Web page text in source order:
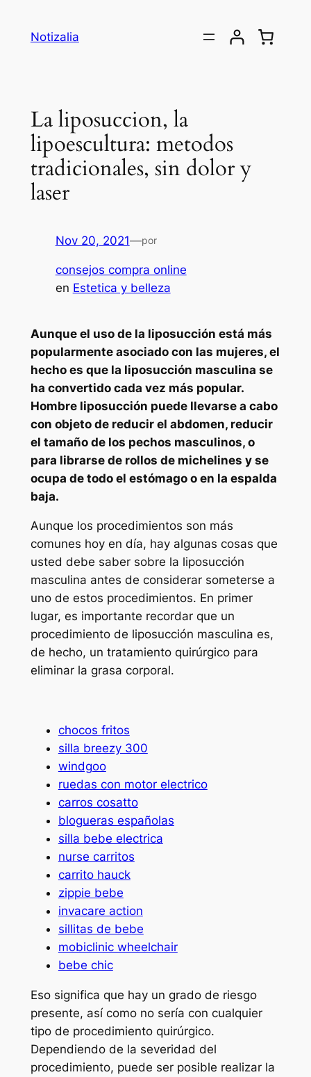
Notizalia
La liposuccion, la
lipoescultura: metodos
tradicionales, sin dolor y
laser
Nov 20, 2021—por
consejos compra online
en Estetica y belleza
Aunque el uso de la liposucción está más
popularmente asociado con las mujeres, el
hecho es que la liposucción masculina se
ha convertido cada vez más popular.
Hombre liposucción puede llevarse a cabo
con objeto de reducir el abdomen, reducir
el tamaño de los pechos masculinos, o
para librarse de rollos de michelines y se
ocupa de todo el estómago o en la espalda
baja.
Aunque los procedimientos son más
comunes hoy en día, hay algunas cosas que
usted debe saber sobre la liposucción
masculina antes de considerar someterse a
uno de estos procedimientos. En primer
lugar, es importante recordar que un
procedimiento de liposucción masculina es,
de hecho, un tratamiento quirúrgico para
eliminar la grasa corporal.
chocos fritos
silla breezy 300
windgoo
ruedas con motor electrico
carros cosatto
blogueras españolas
silla bebe electrica
nurse carritos
carrito hauck
zippie bebe
invacare action
sillitas de bebe
mobiclinic wheelchair
bebe chic
Eso significa que hay un grado de riesgo
presente, así como no sería con cualquier
tipo de procedimiento quirúrgico.
Dependiendo de la severidad del
procedimiento, puede ser posible realizar la